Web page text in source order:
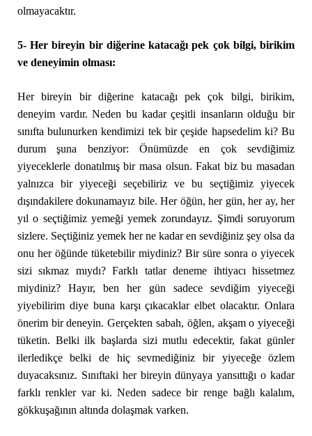
olmayacaktır.
5- Her bireyin bir diğerine katacağı pek çok bilgi, birikim
ve deneyimin olması:
Her bireyin bir diğerine katacağı pek çok bilgi, birikim,
deneyim vardır. Neden bu kadar çeşitli insanların olduğu bir
sınıfta bulunurken kendimizi tek bir çeşide hapsedelim ki? Bu
durum şuna benziyor: Önümüzde en çok sevdiğimiz
yiyeceklerle donatılmış bir masa olsun. Fakat biz bu masadan
yalnızca bir yiyeceği seçebiliriz ve bu seçtiğimiz yiyecek
dışındakilere dokunamayız bile. Her öğün, her gün, her ay, her
yıl o seçtiğimiz yemeği yemek zorundayız. Şimdi soruyorum
sizlere. Seçtiğiniz yemek her ne kadar en sevdiğiniz şey olsa da
onu her öğünde tüketebilir miydiniz? Bir süre sonra o yiyecek
sizi sıkmaz mıydı? Farklı tatlar deneme ihtiyacı hissetmez
miydiniz? Hayır, ben her gün sadece sevdiğim yiyeceği
yiyebilirim diye buna karşı çıkacaklar elbet olacaktır. Onlara
önerim bir deneyin. Gerçekten sabah, öğlen, akşam o yiyeceği
tüketin. Belki ilk başlarda sizi mutlu edecektir, fakat günler
ilerledikçe belki de hiç sevmediğiniz bir yiyeceğe özlem
duyacaksınız. Sınıftaki her bireyin dünyaya yansıttığı o kadar
farklı renkler var ki. Neden sadece bir renge bağlı kalalım,
gökkuşağının altında dolaşmak varken.